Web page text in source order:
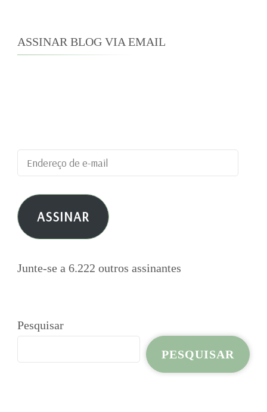
ASSINAR BLOG VIA EMAIL
Endereço
de
e-
mail ASSINAR
Junte-se a 6.222 outros assinantes
Pesquisar
PESQUISAR